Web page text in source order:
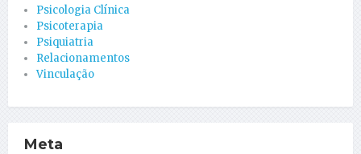
Psicologia Clínica
Psicoterapia
Psiquiatria
Relacionamentos
Vinculação
Meta